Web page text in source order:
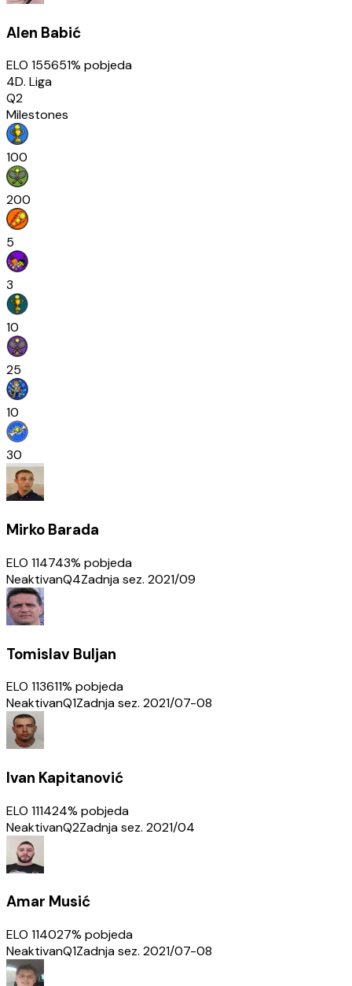
Alen Babić
ELO 155651% pobjeda
4D. Liga
Q2
Milestones
100
200
5
3
10
25
10
30
Mirko Barada
ELO 114743% pobjeda
NeaktivanQ4Zadnja sez. 2021/09
Tomislav Buljan
ELO 113611% pobjeda
NeaktivanQ1Zadnja sez. 2021/07-08
Ivan Kapitanović
ELO 111424% pobjeda
NeaktivanQ2Zadnja sez. 2021/04
Amar Musić
ELO 114027% pobjeda
NeaktivanQ1Zadnja sez. 2021/07-08